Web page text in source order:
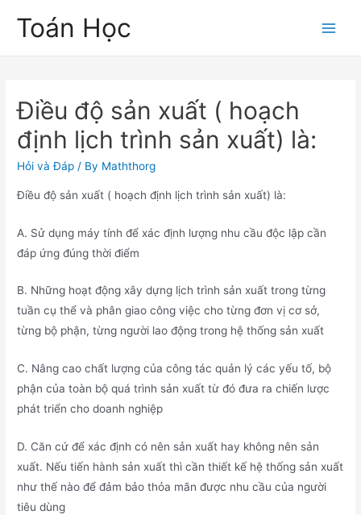
Toán Học
Điều độ sản xuất ( hoạch
định lịch trình sản xuất) là:
Hỏi và Đáp / By Maththorg
Điều độ sản xuất ( hoạch định lịch trình sản xuất) là:
A. Sử dụng máy tính để xác định lượng nhu cầu độc lập cần
đáp ứng đúng thời điểm
B. Những hoạt động xây dựng lịch trình sản xuất trong từng
tuần cụ thể và phân giao công việc cho từng đơn vị cơ sở,
từng bộ phận, từng người lao động trong hệ thống sản xuất
C. Nâng cao chất lượng của công tác quản lý các yếu tố, bộ
phận của toàn bộ quá trình sản xuất từ đó đưa ra chiến lược
phát triển cho doanh nghiệp
D. Căn cứ để xác định có nên sản xuất hay không nên sản
xuất. Nếu tiến hành sản xuất thì cần thiết kế hệ thống sản xuất
như thế nào để đảm bảo thỏa mãn được nhu cầu của người
tiêu dùng